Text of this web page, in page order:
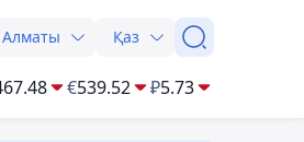
Алматы Қаз
€539.52 ₽5.73